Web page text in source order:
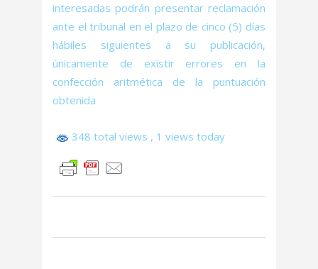
interesadas podrán presentar reclamación
ante el tribunal en el plazo de cinco (5) días
hábiles siguientes a su publicación,
únicamente de existir errores en la
confección aritmética de la puntuación
obtenida
348 total views , 1 views today